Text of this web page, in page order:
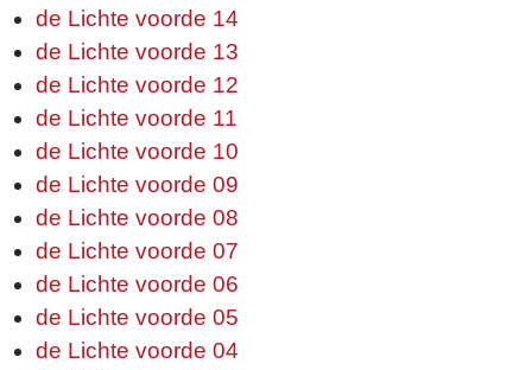
de Lichte voorde 14
de Lichte voorde 13
de Lichte voorde 12
de Lichte voorde 11
de Lichte voorde 10
de Lichte voorde 09
de Lichte voorde 08
de Lichte voorde 07
de Lichte voorde 06
de Lichte voorde 05
de Lichte voorde 04